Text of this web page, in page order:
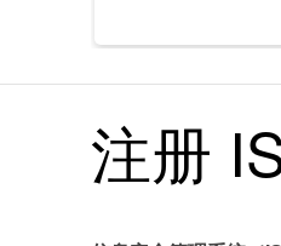
机械
注册